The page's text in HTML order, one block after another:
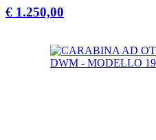
€ 1.250,00